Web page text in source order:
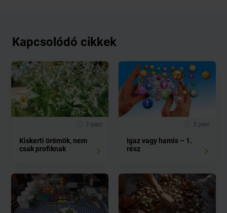
Kapcsolódó cikkek
3 perc
Kiskerti örömök, nem
csak profiknak
3 perc
Igaz vagy hamis – 1.
rész